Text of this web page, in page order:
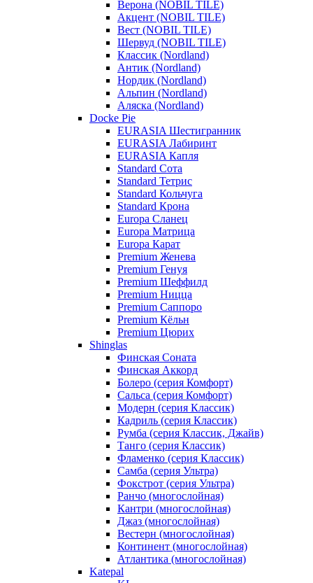
Верона (NOBIL TILE)
Акцент (NOBIL TILE)
Вест (NOBIL TILE)
Шервуд (NOBIL TILE)
Классик (Nordland)
Антик (Nordland)
Нордик (Nordland)
Альпин (Nordland)
Аляска (Nordland)
Docke Pie
EURASIA Шестигранник
EURASIA Лабиринт
EURASIA Капля
Standard Сота
Standard Тетрис
Standard Кольчуга
Standard Крона
Europa Сланец
Europa Матрица
Europa Карат
Premium Женева
Premium Генуя
Premium Шеффилд
Premium Ницца
Premium Саппоро
Premium Кёльн
Premium Цюрих
Shinglas
Финская Соната
Финская Аккорд
Болеро (серия Комфорт)
Сальса (серия Комфорт)
Модерн (серия Классик)
Кадриль (серия Классик)
Румба (серия Классик, Джайв)
Танго (серия Классик)
Фламенко (серия Классик)
Самба (серия Ультра)
Фокстрот (серия Ультра)
Ранчо (многослойная)
Кантри (многослойная)
Джаз (многослойная)
Вестерн (многослойная)
Континент (многослойная)
Атлантика (многослойная)
Katepal